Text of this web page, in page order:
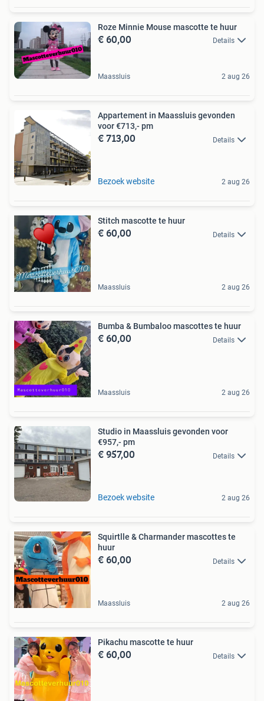
Roze Minnie Mouse mascotte te huur
€ 60,00 Details
Maassluis 2 aug 26
Appartement in Maassluis gevonden
voor €713,- pm
€ 713,00 Details
Bezoek website 2 aug 26
Stitch mascotte te huur
€ 60,00 Details
Maassluis 2 aug 26
Bumba & Bumbaloo mascottes te huur
€ 60,00 Details
Maassluis 2 aug 26
Studio in Maassluis gevonden voor
€957,- pm
€ 957,00 Details
Bezoek website 2 aug 26
Squirtlle & Charmander mascottes te
huur
€ 60,00 Details
Maassluis 2 aug 26
Pikachu mascotte te huur
€ 60,00 Details